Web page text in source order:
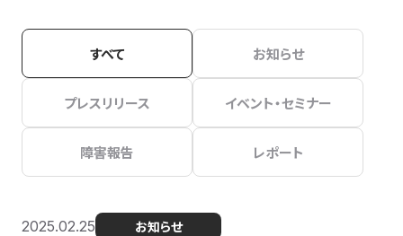
すべて お知らせ
プレスリリース イベント・セミナー
障害報告 レポート
2025.02.25 お知らせ